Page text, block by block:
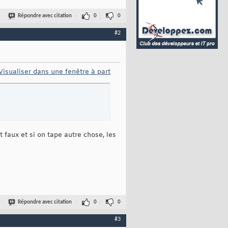
Répondre avec citation 0 0
#2
dans une fenêtre à part
faux et si on tape autre chose, les
Répondre avec citation 0 0
#3